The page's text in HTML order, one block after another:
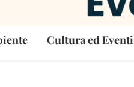
Cultura ed Eventi